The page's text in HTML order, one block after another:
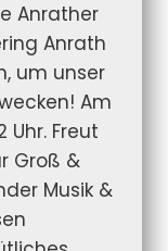
Anrather
Anrath
um unser
Am
Uhr. Freut
Groß &
Musik &